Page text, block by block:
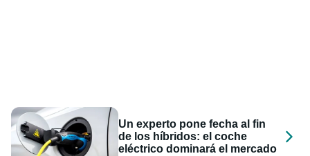
Un experto pone fecha al fin
de los híbridos: el coche
eléctrico dominará el mercado